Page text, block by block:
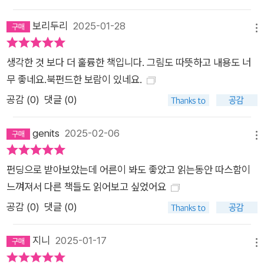
보리두리 2025-01-28
생각한 것 보다 더 훌륭한 책입니다. 그림도 따뜻하고 내용도 너
무 좋네요.북펀드한 보람이 있네요.
공감 (0) 댓글 (0)
genits 2025-02-06
펀딩으로 받아보았는데 어른이 봐도 좋았고 읽는동안 따스함이
느껴져서 다른 책들도 읽어보고 싶었어요
공감 (0) 댓글 (0)
지니 2025-01-17